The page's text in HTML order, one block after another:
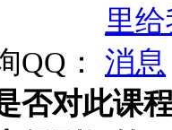
QQ：
否对此课